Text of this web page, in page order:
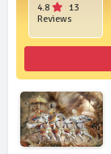
4.8
13
Reviews